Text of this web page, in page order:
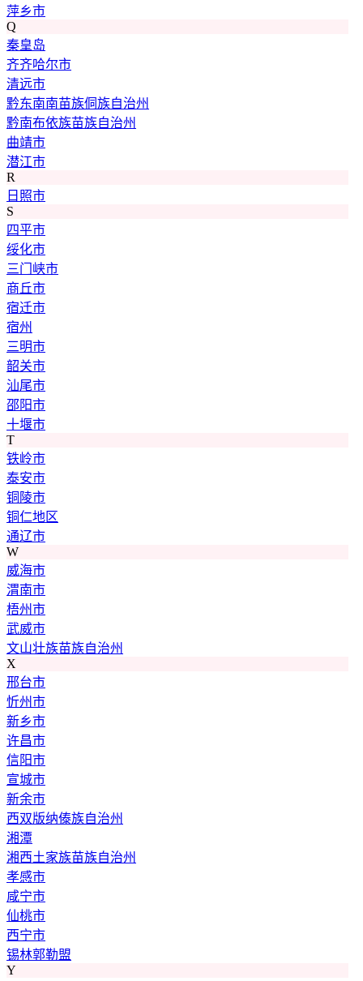
萍乡市
Q
秦皇岛
齐齐哈尔市
清远市
黔东南南苗族侗族自治州
黔南布依族苗族自治州
曲靖市
潜江市
R
日照市
S
四平市
绥化市
三门峡市
商丘市
宿迁市
宿州
三明市
韶关市
汕尾市
邵阳市
十堰市
T
铁岭市
泰安市
铜陵市
铜仁地区
通辽市
W
威海市
渭南市
梧州市
武威市
文山壮族苗族自治州
X
邢台市
忻州市
新乡市
许昌市
信阳市
宣城市
新余市
西双版纳傣族自治州
湘潭
湘西土家族苗族自治州
孝感市
咸宁市
仙桃市
西宁市
锡林郭勒盟
Y